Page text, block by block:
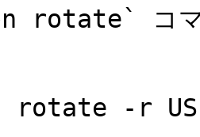
rotate` コマ
-r